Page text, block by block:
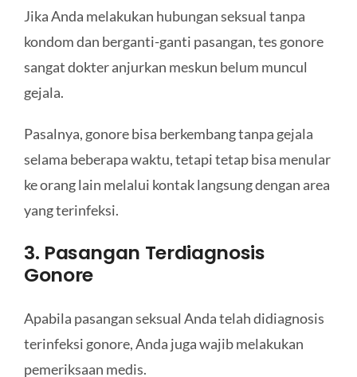
Jika Anda melakukan hubungan seksual tanpa
kondom dan berganti-ganti pasangan, tes gonore
sangat dokter anjurkan meskun belum muncul
gejala.
Pasalnya, gonore bisa berkembang tanpa gejala
selama beberapa waktu, tetapi tetap bisa menular
ke orang lain melalui kontak langsung dengan area
yang terinfeksi.
3. Pasangan Terdiagnosis
Gonore
Apabila pasangan seksual Anda telah didiagnosis
terinfeksi gonore, Anda juga wajib melakukan
pemeriksaan medis.